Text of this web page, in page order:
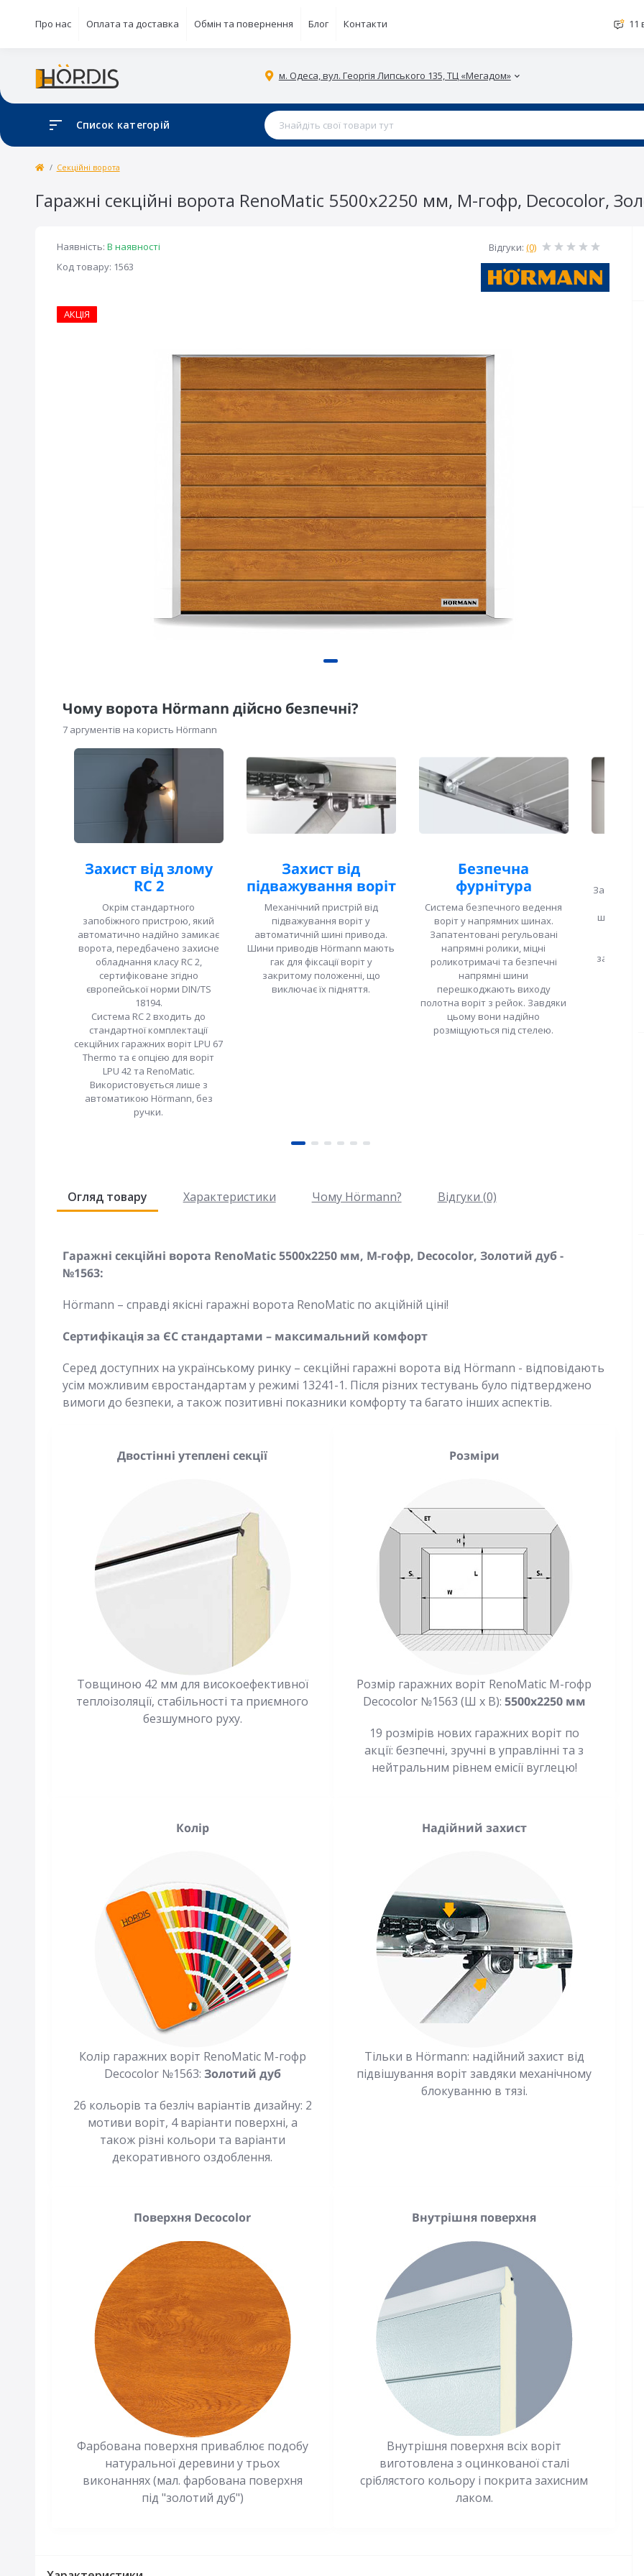
Про нас Оплата та доставка Обмін та повернення Блог Контакти 11
м. Одеса, вул. Георгія Липського 135, ТЦ «Мегадом»
Список категорій
Секційні ворота
Гаражні секційні ворота RenoMatic 5500x2250 мм, М-гофр, Decocolor,
Наявність: В наявності
Код товару: 1563
Відгуки:(0)
АКЦІЯ
Чому ворота Hörmann дійсно безпечні?
7 аргументів на користь Hörmann
Захист від злому
RC 2
Окрім стандартного
запобіжного пристрою, який
автоматично надійно замикає
ворота, передбачено захисне
обладнання класу RC 2,
сертифіковане згідно
європейської норми DIN/TS
18194.
Система RC 2 входить до
стандартної комплектації
секційних гаражних воріт LPU 67
Thermo та є опцією для воріт
LPU 42 та RenoMatic.
Використовується лише з
автоматикою Hörmann, без
ручки.
Захист від
підважування воріт
Механічний пристрій від
підважування воріт у
автоматичній шині привода.
Шини приводів Hörmann мають
гак для фіксації воріт у
закритому положенні, що
виключає їх підняття.
Безпечна
фурнітура
Система безпечного ведення
воріт у напрямних шинах.
Запатентовані регульовані
напрямні ролики, міцні
роликотримачі та безпечні
напрямні шини
перешкоджають виходу
полотна воріт з рейок. Завдяки
цьому вони надійно
розміщуються під стелею.
Захист
шарнірах.
формі
Огляд товару Характеристики Чому Hörmann? Відгуки (0)
Гаражні секційні ворота RenoMatic 5500x2250 мм, М-гофр, Decocolor, Золотий дуб -
№1563:
Hörmann – справді якісні гаражні ворота RenoMatic по акційній ціні!
Сертифікація за ЄС стандартами – максимальний комфорт
Серед доступних на українському ринку – секційні гаражні ворота від Hörmann - відповідають
усім можливим євростандартам у режимі 13241-1. Після різних тестувань було підтверджено
вимоги до безпеки, а також позитивні показники комфорту та багато інших аспектів.
Двостінні утеплені секції
Товщиною 42 мм для високоефективної
теплоізоляції, стабільності та приємного
безшумного руху.
Розміри
Розмір гаражних воріт RenoMatic М-гофр
Decocolor №1563 (Ш x В): 5500x2250 мм
19 розмірів нових гаражних воріт по
акції: безпечні, зручні в управлінні та з
нейтральним рівнем емісії вуглецю!
Колір
Колір гаражних воріт RenoMatic М-гофр
Decocolor №1563: Золотий дуб
26 кольорів та безліч варіантів дизайну: 2
мотиви воріт, 4 варіанти поверхні, а
також різні кольори та варіанти
декоративного оздоблення.
Надійний захист
Тільки в Hörmann: надійний захист від
підвішування воріт завдяки механічному
блокуванню в тязі.
Поверхня Decocolor
Фарбована поверхня приваблює подобу
натуральної деревини у трьох
виконаннях (мал. фарбована поверхня
під "золотий дуб")
Внутрішня поверхня
Внутрішня поверхня всіх воріт
виготовлена з оцинкованої сталі
сріблястого кольору і покрита захисним
лаком.